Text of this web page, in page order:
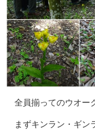
全員揃ってのウオー
まずキンラン・ギン